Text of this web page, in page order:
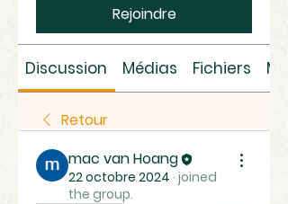
Rejoindre
Discussion Médias Fichiers
Retour
mac van Hoang
22 octobre 2024 · joined
the group.